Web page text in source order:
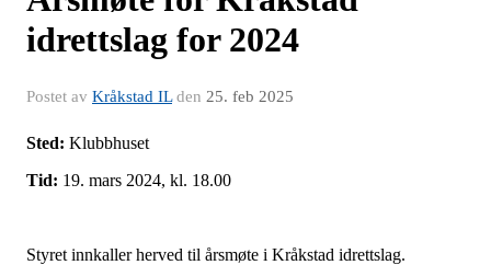
idrettslag for 2024
Postet av Kråkstad ILden 25. feb 2025
Sted: Klubbhuset
Tid: 19. mars 2024, kl. 18.00
Styret innkaller herved til årsmøte i Kråkstad idrettslag.